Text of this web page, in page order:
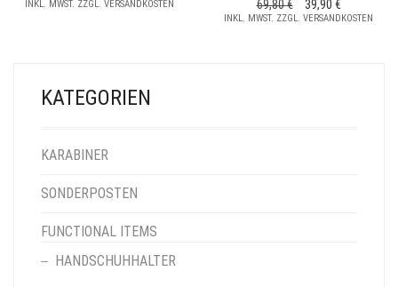
PREIS PREIS
INKL. MWST. ZZGL. VERSANDKOSTEN 69,80€
URSPRÜNGLICHER
PREIS
39,90 €AKTUELLER
PREIS
INKL. MWST. ZZGL. VERSANDKOSTEN
KATEGORIEN
KARABINER
SONDERPOSTEN
FUNCTIONAL ITEMS
HANDSCHUHHALTER